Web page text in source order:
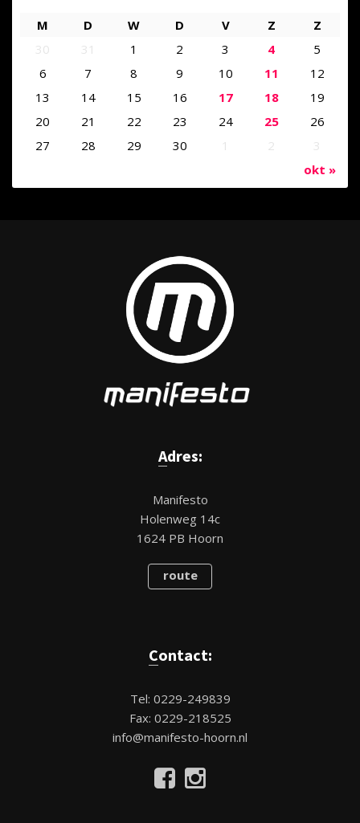
okt »
M D W D V Z
Z
30
31 1 2 3 4
5
6
7 8 9 10 11
12
13
14 15 16 17 18
19
20
21 22 23 24 25
26
27
28 29 30 1 2 3
Adres:
Manifesto
Holenweg 14c
1624 PB Hoorn
route
Contact:
Tel: 0229-249839
Fax: 0229-218525
info@manifesto-hoorn.nl